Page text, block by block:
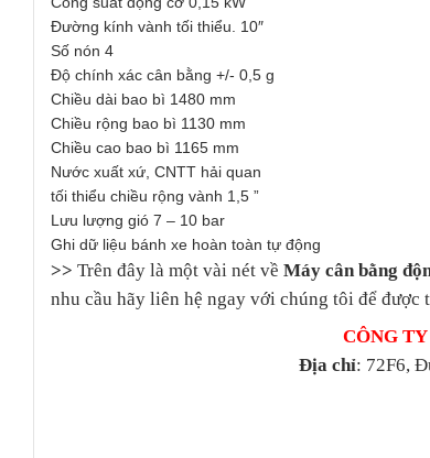
Đường kính vành tối thiểu. 10″
Số nón 4
Độ chính xác cân bằng +/- 0,5 g
Chiều dài bao bì 1480 mm
Chiều rộng bao bì 1130 mm
Chiều cao bao bì 1165 mm
Nước xuất xứ, CNTT hải quan
tối thiểu chiều rộng vành 1,5 ”
Lưu lượng gió 7 – 10 bar
Ghi dữ liệu bánh xe hoàn toàn tự động
>> Trên đây là một vài nét về Máy cân bằng
nhu cầu hãy liên hệ ngay với chúng tôi để được
CÔNG
Địa chỉ: 72F6,